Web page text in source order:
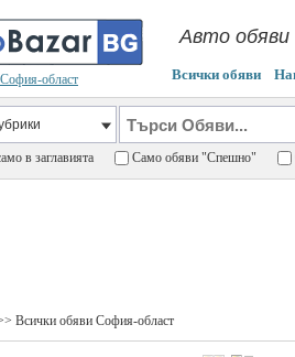
област
Авто
Всички обяви
в заглавията Само обяви "Спешно"
Всички обяви София-област